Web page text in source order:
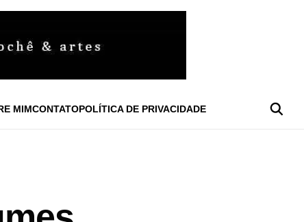
MIMCONTATOPOLÍTICA DE PRIVACIDADE